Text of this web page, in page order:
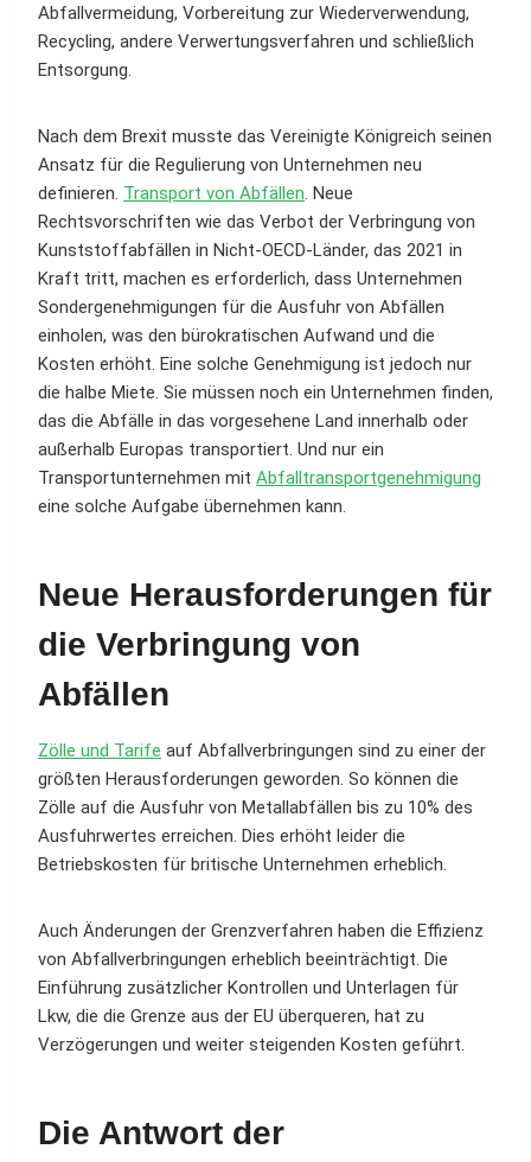
Abfallvermeidung, Vorbereitung zur Wiederverwendung,
Recycling, andere Verwertungsverfahren und schließlich
Entsorgung.
Nach dem Brexit musste das Vereinigte Königreich seinen
Ansatz für die Regulierung von Unternehmen neu
definieren. Transport von Abfällen. Neue
Rechtsvorschriften wie das Verbot der Verbringung von
Kunststoffabfällen in Nicht-OECD-Länder, das 2021 in
Kraft tritt, machen es erforderlich, dass Unternehmen
Sondergenehmigungen für die Ausfuhr von Abfällen
einholen, was den bürokratischen Aufwand und die
Kosten erhöht. Eine solche Genehmigung ist jedoch nur
die halbe Miete. Sie müssen noch ein Unternehmen finden,
das die Abfälle in das vorgesehene Land innerhalb oder
außerhalb Europas transportiert. Und nur ein
Transportunternehmen mit Abfalltransportgenehmigung
eine solche Aufgabe übernehmen kann.
Neue Herausforderungen für
die Verbringung von
Abfällen
Zölle und Tarife auf Abfallverbringungen sind zu einer der
größten Herausforderungen geworden. So können die
Zölle auf die Ausfuhr von Metallabfällen bis zu 10% des
Ausfuhrwertes erreichen. Dies erhöht leider die
Betriebskosten für britische Unternehmen erheblich.
Auch Änderungen der Grenzverfahren haben die Effizienz
von Abfallverbringungen erheblich beeinträchtigt. Die
Einführung zusätzlicher Kontrollen und Unterlagen für
Lkw, die die Grenze aus der EU überqueren, hat zu
Verzögerungen und weiter steigenden Kosten geführt.
Die Antwort der